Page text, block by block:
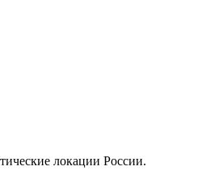
локации России.